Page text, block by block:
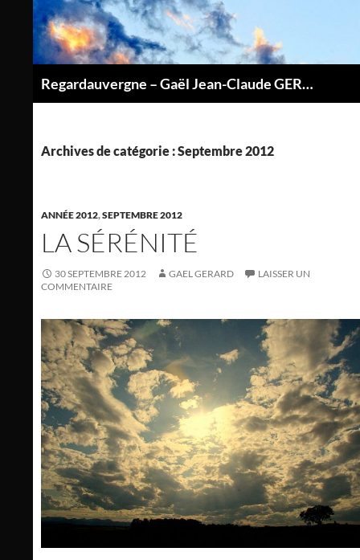
contenu
Regardauvergne – Gaël Jean-Claude GERARD
Archives de catégorie : Septembre 2012
ANNÉE 2012,SEPTEMBRE 2012
LA SÉRÉNITÉ
30 SEPTEMBRE 2012 GAEL GERARD
LAISSER UN
COMMENTAIRE